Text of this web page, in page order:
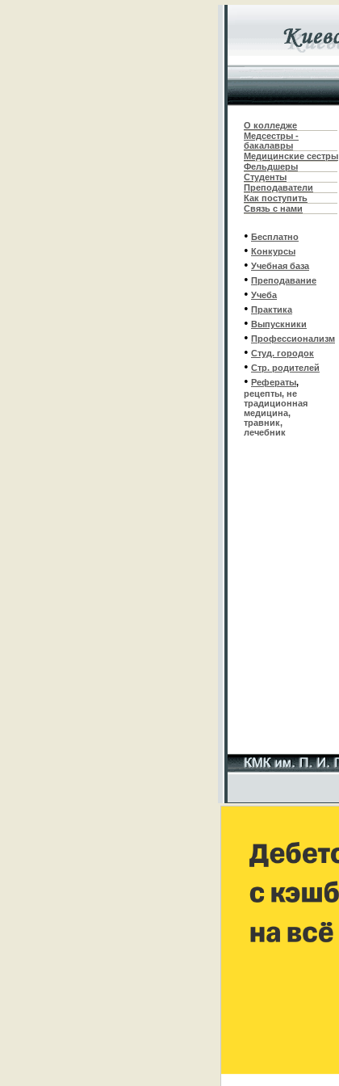
О колледже
Медсестры -
бакалавры
Медицинские сестры
Фельдшеры
Студенты
Преподаватели
Как поступить
Связь с нами
• Бесплатно
• Конкурсы
• Учебная база
• Преподавание
• Учеба
• Практика
• Выпускники
• Профессионализм
• Студ. городок
• Стр. родителей
• Рефераты,
рецепты, не
традиционная
медицина,
травник,
лечебник